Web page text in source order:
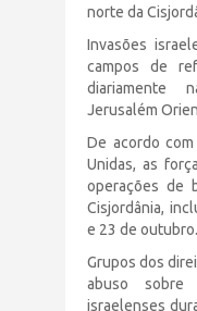
norte da
Invasões
campos de
diariamente
Jerusalém
De acordo
Unidas, as
operações de
Cisjordânia,
e 23 de outubro.
Grupos dos
abuso
israelenses